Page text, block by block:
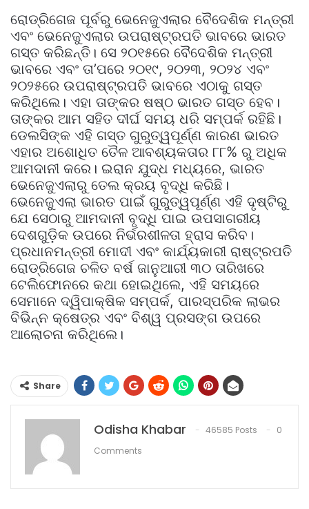
ରୋଡ୍ରିଗେଜ ପୂର୍ବରୁ ଭେନେଜୁଏଲାର ବୈଦେଶିକ ମନ୍ତ୍ରୀ
ଏବଂ ଭେନେଜୁଏଲାର ଉପରାଷ୍ଟ୍ରପତି ଭାବରେ ଭାରତ
ଗସ୍ତ କରିଛନ୍ତି। ସେ ୨୦୧୫ରେ ବୈଦେଶିକ ମନ୍ତ୍ରୀ
ଭାବରେ ଏବଂ ତା’ପରେ ୨୦୧୯, ୨୦୨୩, ୨୦୨୪ ଏବଂ
୨୦୨୫ରେ ଉପରାଷ୍ଟ୍ରପତି ଭାବରେ ଏଠାକୁ ଗସ୍ତ
କରିଥିଲେ। ଏହା ତାଙ୍କର ଷଷ୍ଠ ଭାରତ ଗସ୍ତ ହେବ।
ତାଙ୍କର ଆମ ସହିତ ଦୀର୍ଘ ସମୟ ଧରି ସମ୍ପର୍କ ରହିଛି।
ଡେଲସିଙ୍କ ଏହି ଗସ୍ତ ଗୁରୁତ୍ୱପୂର୍ଣ୍ଣ କାରଣ ଭାରତ
ଏହାର ଅଶୋଧିତ ତୈଳ ଆବଶ୍ୟକତାର ୮୮% ରୁ ଅଧିକ
ଆମଦାନୀ କରେ। ଇରାନ ଯୁଦ୍ଧ ମଧ୍ୟରେ, ଭାରତ
ଭେନେଜୁଏଲାରୁ ତେଲ କ୍ରୟ ବୃଦ୍ଧି କରିଛି।
ଭେନେଜୁଏଲା ଭାରତ ପାଇଁ ଗୁରୁତ୍ୱପୂର୍ଣ୍ଣ ଏହି ଦୃଷ୍ଟିରୁ
ଯେ ସେଠାରୁ ଆମଦାନୀ ବୃଦ୍ଧି ପାଇ ଉପସାଗରୀୟ
ଦେଶଗୁଡ଼ିକ ଉପରେ ନିର୍ଭରଶୀଳତା ହ୍ରାସ କରିବ।
ପ୍ରଧାନମନ୍ତ୍ରୀ ମୋଦୀ ଏବଂ କାର୍ଯ୍ୟକାରୀ ରାଷ୍ଟ୍ରପତି
ରୋଡ୍ରିଗେଜ ଚଳିତ ବର୍ଷ ଜାନୁଆରୀ ୩୦ ତାରିଖରେ
ଟେଲିଫୋନରେ କଥା ହୋଇଥିଲେ, ଏହି ସମୟରେ
ସେମାନେ ଦ୍ୱିପାକ୍ଷିକ ସମ୍ପର୍କ, ପାରସ୍ପରିକ ଲାଭର
ବିଭିନ୍ନ କ୍ଷେତ୍ର ଏବଂ ବିଶ୍ୱ ପ୍ରସଙ୍ଗ ଉପରେ
ଆଲୋଚନା କରିଥିଲେ।
Share
Odisha Khabar 46585 Posts
0
Comments